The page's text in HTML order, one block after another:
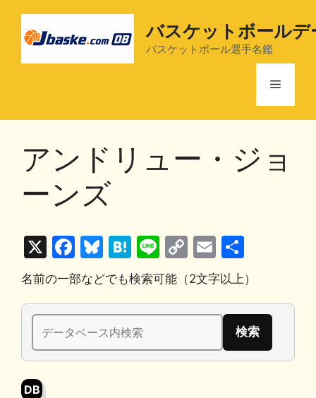
バスケットボールデ
バスケットボール選手名鑑
メ
ュ
アンドリュー・ジョ
ーンズ
X
F
a
c
e
b
o
Bl
u
e
s
k
y
H
at
e
n
a
Li
n
e
C
o
p
y
n
E
m
ai
l
有
名前の一部などでも検索可能（2文字以上）
検
索:
DB